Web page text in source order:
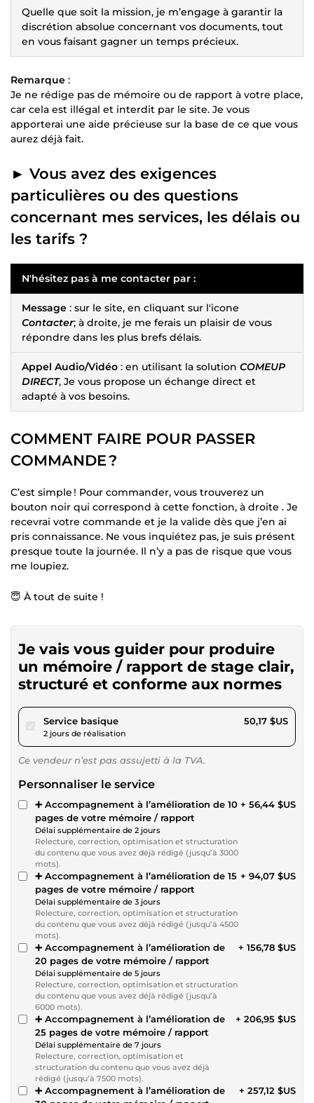
Quelle que soit la mission, je m’engage à garantir la
discrétion absolue concernant vos documents, tout
en vous faisant gagner un temps précieux.
Remarque :
Je ne rédige pas de mémoire ou de rapport à votre place,
car cela est illégal et interdit par le site. Je vous
apporterai une aide précieuse sur la base de ce que vous
aurez déjà fait.
► Vous avez des exigences
particulières ou des questions
concernant mes services, les délais ou
les tarifs ?
N'hésitez pas à me contacter par :
Message : sur le site, en cliquant sur l'icone
Contacter; à droite, je me ferais un plaisir de vous
répondre dans les plus brefs délais.
Appel Audio/Vidéo : en utilisant la solution COMEUP
DIRECT, Je vous propose un échange direct et
adapté à vos besoins.
COMMENT FAIRE POUR PASSER
COMMANDE ?
C’est simple ! Pour commander, vous trouverez un
bouton noir qui correspond à cette fonction, à droite . Je
recevrai votre commande et je la valide dès que j’en ai
pris connaissance. Ne vous inquiétez pas, je suis présent
presque toute la journée. Il n’y a pas de risque que vous
me loupiez.
😇 À tout de suite !
Je vais vous guider pour produire
un mémoire / rapport de stage clair,
structuré et conforme aux normes
Service basiquepour 46,24 $US
2 jours de réalisation
50,17 $US
Ce vendeur n’est pas assujetti à la TVA.
Personnaliser le service
➕ Accompagnement à l’amélioration de 10
pages de votre mémoire / rapport
Délai supplémentaire de 2 jours
Relecture, correction, optimisation et structuration
du contenu que vous avez déjà rédigé (jusqu’à 3000
mots).
+ 56,44 $US
➕ Accompagnement à l’amélioration de 15
pages de votre mémoire / rapport
Délai supplémentaire de 3 jours
Relecture, correction, optimisation et structuration
du contenu que vous avez déjà rédigé (jusqu’à 4500
mots).
+ 94,07 $US
➕ Accompagnement à l’amélioration de
20 pages de votre mémoire / rapport
Délai supplémentaire de 5 jours
Relecture, correction, optimisation et structuration
du contenu que vous avez déjà rédigé (jusqu’à
6000 mots).
+ 156,78 $US
➕ Accompagnement à l’amélioration de
25 pages de votre mémoire / rapport
Délai supplémentaire de 7 jours
Relecture, correction, optimisation et
structuration du contenu que vous avez déjà
rédigé (jusqu’à 7500 mots).
+ 206,95 $US
➕ Accompagnement à l’amélioration de
+ 257,12 $US